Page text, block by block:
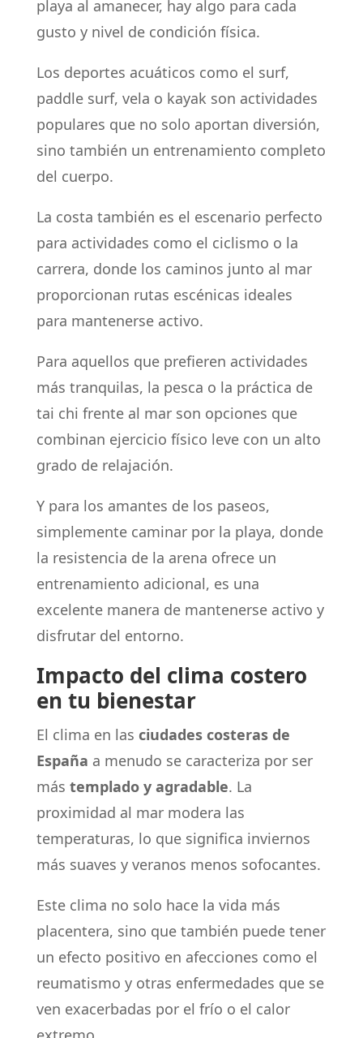
playa al amanecer, hay algo para cada
gusto y nivel de condición física.
Los deportes acuáticos como el surf,
paddle surf, vela o kayak son actividades
populares que no solo aportan diversión,
sino también un entrenamiento completo
del cuerpo.
La costa también es el escenario perfecto
para actividades como el ciclismo o la
carrera, donde los caminos junto al mar
proporcionan rutas escénicas ideales
para mantenerse activo.
Para aquellos que prefieren actividades
más tranquilas, la pesca o la práctica de
tai chi frente al mar son opciones que
combinan ejercicio físico leve con un alto
grado de relajación.
Y para los amantes de los paseos,
simplemente caminar por la playa, donde
la resistencia de la arena ofrece un
entrenamiento adicional, es una
excelente manera de mantenerse activo y
disfrutar del entorno.
Impacto del clima costero
en tu bienestar
El clima en las ciudades costeras de
España a menudo se caracteriza por ser
más templado y agradable. La
proximidad al mar modera las
temperaturas, lo que significa inviernos
más suaves y veranos menos sofocantes.
Este clima no solo hace la vida más
placentera, sino que también puede tener
un efecto positivo en afecciones como el
reumatismo y otras enfermedades que se
ven exacerbadas por el frío o el calor